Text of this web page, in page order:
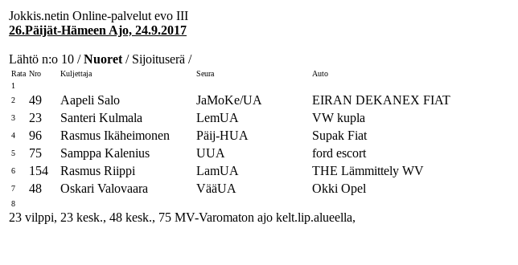
Jokkis.netin Online-palvelut evo III
26.Päijät-Hämeen Ajo, 24.9.2017
Lähtö n:o 10 /Nuoret / Sijoituserä /
Rata Nro Kuljettaja Seura Auto
1
2
49 Aapeli Salo JaMoKe/UA EIRAN DEKANEX FIAT
3 23 Santeri Kulmala LemUA VW kupla
4 96 Rasmus Ikäheimonen Päij-HUA Supak Fiat
5 75 Samppa Kalenius UUA ford escort
6 154 Rasmus Riippi LamUA THE Lämmittely WV
7 48 Oskari Valovaara VääUA Okki Opel
8
23 vilppi, 23 kesk., 48 kesk., 75 MV-Varomaton ajo kelt.lip.alueella,